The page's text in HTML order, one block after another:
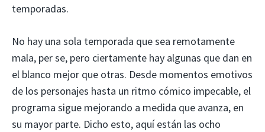
temporadas.
No hay una sola temporada que sea remotamente
mala, per se, pero ciertamente hay algunas que dan en
el blanco mejor que otras. Desde momentos emotivos
de los personajes hasta un ritmo cómico impecable, el
programa sigue mejorando a medida que avanza, en
su mayor parte. Dicho esto, aquí están las ocho